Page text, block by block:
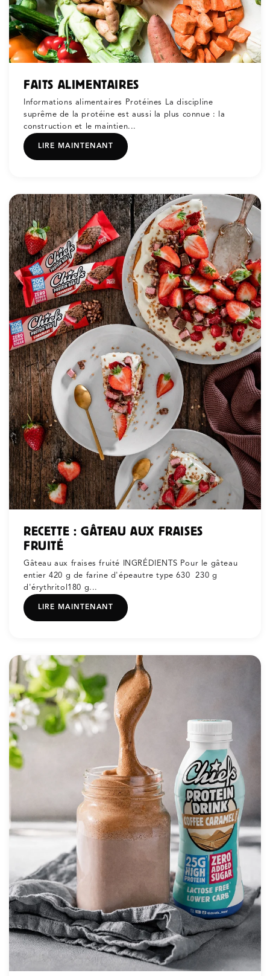
FAITS ALIMENTAIRES
Informations alimentaires Protéines La discipline
suprême de la protéine est aussi la plus connue : la
construction et le maintien...
LIRE MAINTENANT
RECETTE : GÂTEAU AUX FRAISES
FRUITÉ
Gâteau aux fraises fruité INGRÉDIENTS Pour le gâteau
entier 420 g de farine d'épeautre type 630 230 g
d'érythritol180 g...
LIRE MAINTENANT